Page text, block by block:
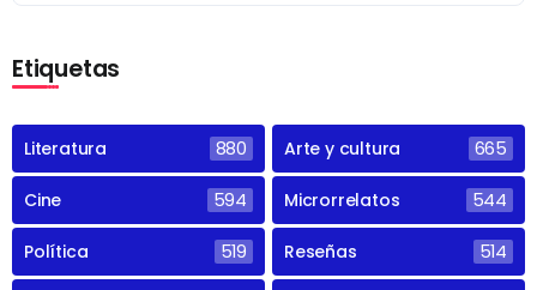
Etiquetas
Literatura 880 Arte y cultura 665
Cine 594 Microrrelatos 544
Política 519 Reseñas 514